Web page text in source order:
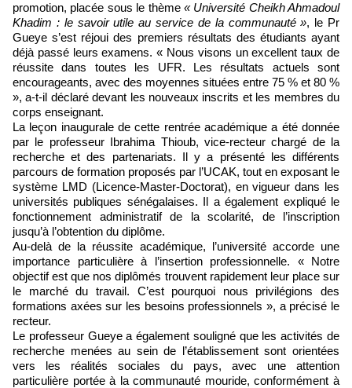
promotion, placée sous le thème « Université Cheikh Ahmadoul
Khadim : le savoir utile au service de la communauté », le Pr
Gueye s’est réjoui des premiers résultats des étudiants ayant
déjà passé leurs examens. « Nous visons un excellent taux de
réussite dans toutes les UFR. Les résultats actuels sont
encourageants, avec des moyennes situées entre 75 % et 80 %
», a-t-il déclaré devant les nouveaux inscrits et les membres du
corps enseignant.
La leçon inaugurale de cette rentrée académique a été donnée
par le professeur Ibrahima Thioub, vice-recteur chargé de la
recherche et des partenariats. Il y a présenté les différents
parcours de formation proposés par l’UCAK, tout en exposant le
système LMD (Licence-Master-Doctorat), en vigueur dans les
universités publiques sénégalaises. Il a également expliqué le
fonctionnement administratif de la scolarité, de l’inscription
jusqu’à l’obtention du diplôme.
Au-delà de la réussite académique, l’université accorde une
importance particulière à l’insertion professionnelle. « Notre
objectif est que nos diplômés trouvent rapidement leur place sur
le marché du travail. C’est pourquoi nous privilégions des
formations axées sur les besoins professionnels », a précisé le
recteur.
Le professeur Gueye a également souligné que les activités de
recherche menées au sein de l’établissement sont orientées
vers les réalités sociales du pays, avec une attention
particulière portée à la communauté mouride, conformément à